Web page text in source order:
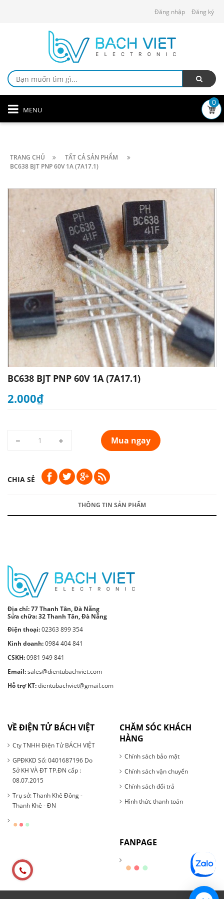
Đăng nhập Đăng ký
MENU
0
TRANG CHỦ
TẤT CẢ SẢN PHẨM
BC638 BJT PNP 60V 1A (7A17.1)
BC638 BJT PNP 60V 1A (7A17.1)
2.000₫
Mua ngay
CHIA SẺ
THÔNG TIN SẢN PHẨM
Địa chỉ:77 Thanh Tân, Đà Nẵng
Sửa chữa: 32 Thanh Tân, Đà Nẵng
Điện thoại:02363 899 354
Kinh doanh:0984 404 841
CSKH:0981 949 841
Email:sales@dientubachviet.com
Hỗ trợ KT:dientubachviet@gmail.com
VỀ ĐIỆN TỬ BÁCH VIỆT
Cty TNHH Điện Tử BÁCH VIỆT
GPĐKKD Số: 0401687196 Do
Sở KH VÀ ĐT TP.ĐN cấp :
08.07.2015
Trụ sở: Thanh Khê Đông -
Thanh Khê - ĐN
CHĂM SÓC KHÁCH
HÀNG
Chính sách bảo mật
Chính sách vận chuyển
Chính sách đổi trả
Hình thức thanh toán
FANPAGE